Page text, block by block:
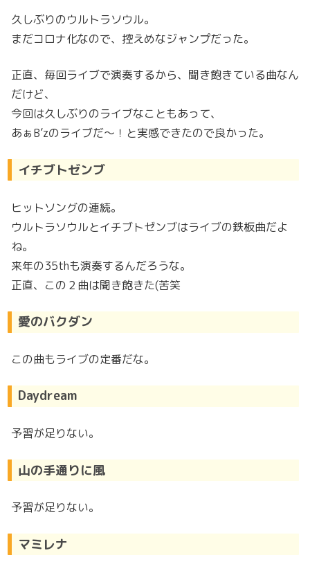
久しぶりのウルトラソウル。
まだコロナ化なので、控えめなジャンプだった。
正直、毎回ライブで演奏するから、聞き飽きている曲なん
だけど、
今回は久しぶりのライブなこともあって、
あぁB’zのライブだ～！と実感できたので良かった。
イチブトゼンブ
ヒットソングの連続。
ウルトラソウルとイチブトゼンブはライブの鉄板曲だよ
ね。
来年の35thも演奏するんだろうな。
正直、この２曲は聞き飽きた(苦笑
愛のバクダン
この曲もライブの定番だな。
Daydream
予習が足りない。
山の手通りに風
予習が足りない。
マミレナ